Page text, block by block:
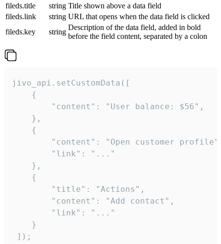
fileds.title
string Title shown above a data field
fileds.link
string URL that opens when the data field is clicked
fileds.key
string
Description of the data field, added in bold
before the field content, separated by a colon
jivo_api.setCustomData([
    {
        "content": "User balance: $56",
    },
    {
"content": "Open customer
        "link": "..."
    },
    {
        "title": "Actions",
        "content": "Add contact",
        "link": "..."
    }
]);